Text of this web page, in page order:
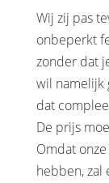
Wij zij pas
onbeperkt
zonder dat
wil namelijk
dat
De prijs
Omdat
hebben, zal